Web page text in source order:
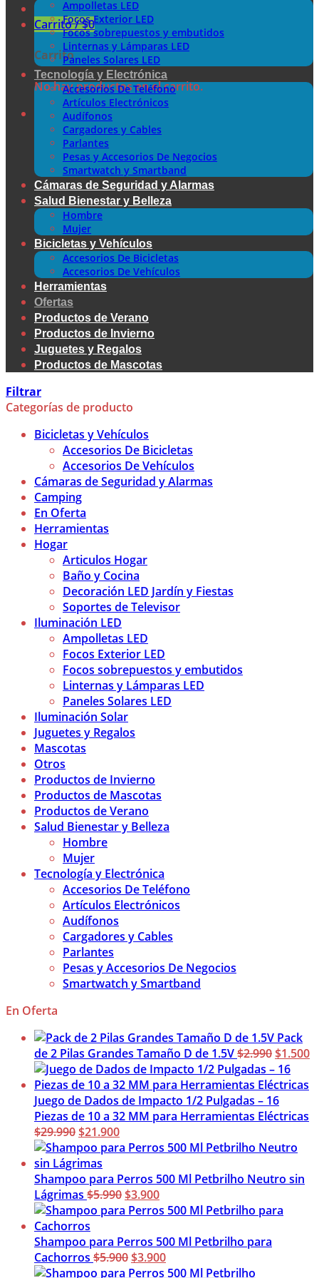
Carrito /$0
Carrito
No hay productos en el carrito.
Ampolletas LED
Focos Exterior LED
Focos sobrepuestos y embutidos
Linternas y Lámparas LED
Paneles Solares LED
Tecnología y Electrónica
Accesorios De Teléfono
Artículos Electrónicos
Audífonos
Cargadores y Cables
Parlantes
Pesas y Accesorios De Negocios
Smartwatch y Smartband
Cámaras de Seguridad y Alarmas
Salud Bienestar y Belleza
Hombre
Mujer
Bicicletas y Vehículos
Accesorios De Bicicletas
Accesorios De Vehículos
Herramientas
Ofertas
Productos de Verano
Productos de Invierno
Juguetes y Regalos
Productos de Mascotas
Filtrar
Categorías de producto
Bicicletas y Vehículos
Accesorios De Bicicletas
Accesorios De Vehículos
Cámaras de Seguridad y Alarmas
Camping
En Oferta
Herramientas
Hogar
Articulos Hogar
Baño y Cocina
Decoración LED Jardín y Fiestas
Soportes de Televisor
Iluminación LED
Ampolletas LED
Focos Exterior LED
Focos sobrepuestos y embutidos
Linternas y Lámparas LED
Paneles Solares LED
Iluminación Solar
Juguetes y Regalos
Mascotas
Otros
Productos de Invierno
Productos de Mascotas
Productos de Verano
Salud Bienestar y Belleza
Hombre
Mujer
Tecnología y Electrónica
Accesorios De Teléfono
Artículos Electrónicos
Audífonos
Cargadores y Cables
Parlantes
Pesas y Accesorios De Negocios
Smartwatch y Smartband
En Oferta
Pack
de 2 Pilas Grandes Tamaño D de 1.5V$2.990El
precio
original
era:
$2.990.
$1.500El
Juego de Dados de Impacto 1/2 Pulgadas – 16
Piezas de 10 a 32 MM para Herramientas Eléctricas
$29.990El
precio
original
era:
$29.990.
$21.900El
precio
es:
$21.900.
Shampoo para Perros 500 Ml Petbrilho Neutro sin
Lágrimas $5.990El
precio
era:
$5.990.
$3.900El
precio
es:
$3.900.
Shampoo para Perros 500 Ml Petbrilho para
Cachorros $5.900El
precio
$3.900El
precio